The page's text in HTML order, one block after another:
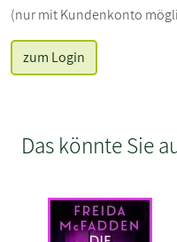
(nur mit Kundenkonto
zum Login
Das könnte Sie